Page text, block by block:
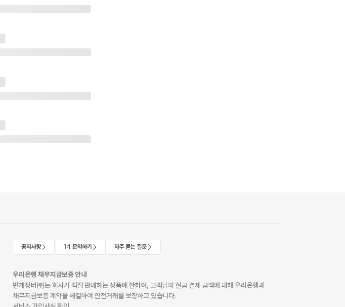
공지사항 1:1 문의하기 자주 묻는 질문
우리은행 채무지급보증 안내
번개장터㈜는 회사가 직접 판매하는 상품에 한하여, 고객님의 현금 결제 금액에 대해 우리은행과
채무지급보증 계약을 체결하여 안전거래를 보장하고 있습니다.